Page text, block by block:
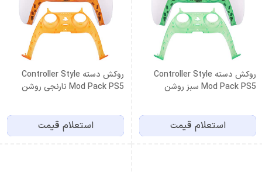
روکش دسته Controller Style
Mod Pack PS5 سبز روشن
استعلام قیمت
روکش دسته Controller Style
Mod Pack PS5 نارنجی روشن
استعلام قیمت